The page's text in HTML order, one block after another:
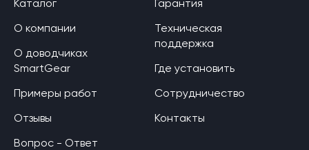
Каталог
О компании
О доводчиках
SmartGear
Примеры работ
Отзывы
Вопрос - Ответ
Гарантия
Техническая
поддержка
Где установить
Сотрудничество
Контакты